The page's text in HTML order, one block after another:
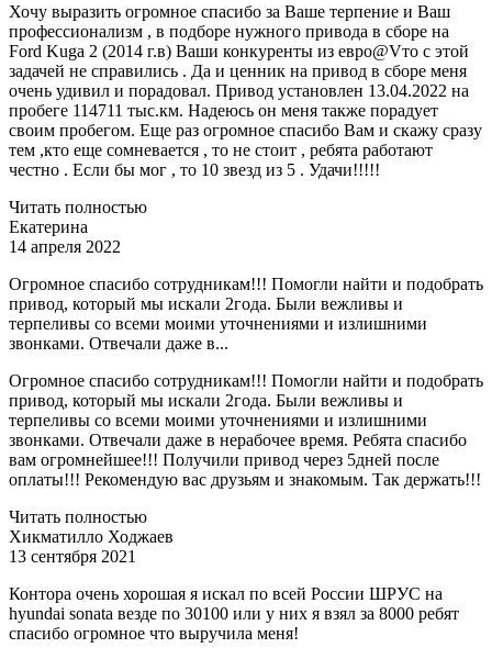
Хочу выразить огромное спасибо за Ваше терпение и Ваш
профессионализм , в подборе нужного привода в сборе на
Ford Kuga 2 (2014 г.в) Ваши конкуренты из евро@Vто с этой
задачей не справились . Да и ценник на привод в сборе меня
очень удивил и порадовал. Привод установлен 13.04.2022 на
пробеге 114711 тыс.км. Надеюсь он меня также порадует
своим пробегом. Еще раз огромное спасибо Вам и скажу сразу
тем ,кто еще сомневается , то не стоит , ребята работают
честно . Если бы мог , то 10 звезд из 5 . Удачи!!!!!
Читать полностью
Екатерина
14 апреля 2022
Огромное спасибо сотрудникам!!! Помогли найти и подобрать
привод, который мы искали 2года. Были вежливы и
терпеливы со всеми моими уточнениями и излишними
звонками. Отвечали даже в...
Огромное спасибо сотрудникам!!! Помогли найти и подобрать
привод, который мы искали 2года. Были вежливы и
терпеливы со всеми моими уточнениями и излишними
звонками. Отвечали даже в нерабочее время. Ребята спасибо
вам огромнейшее!!! Получили привод через 5дней после
оплаты!!! Рекомендую вас друзьям и знакомым. Так держать!!!
Читать полностью
Хикматилло Ходжаев
13 сентября 2021
Контора очень хорошая я искал по всей России ШРУС на
hyundai sonata везде по 30100 или у них я взял за 8000 ребят
спасибо огромное что выручила меня!